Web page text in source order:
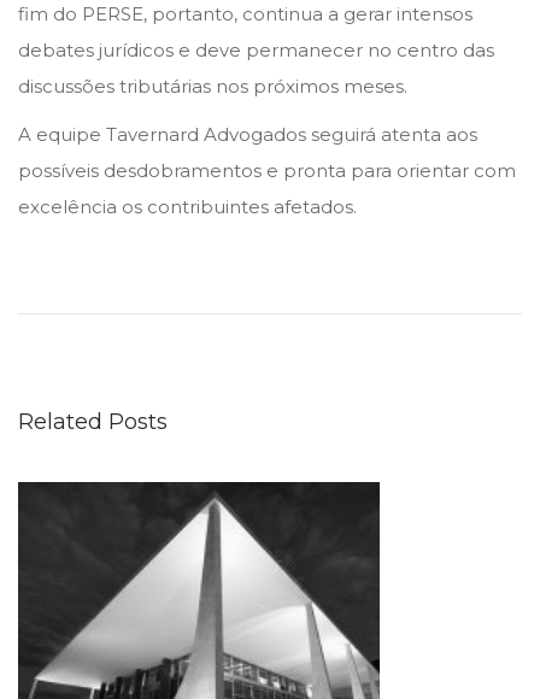
fim do PERSE, portanto, continua a gerar intensos
debates jurídicos e deve permanecer no centro das
discussões tributárias nos próximos meses.
A equipe Tavernard Advogados seguirá atenta aos
possíveis desdobramentos e pronta para orientar com
excelência os contribuintes afetados.
v
n
Related Posts